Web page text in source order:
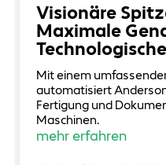
Visionäre
Maximale
Mit einem
automatisiert
Fertigung und
Maschinen.
mehr erfahren